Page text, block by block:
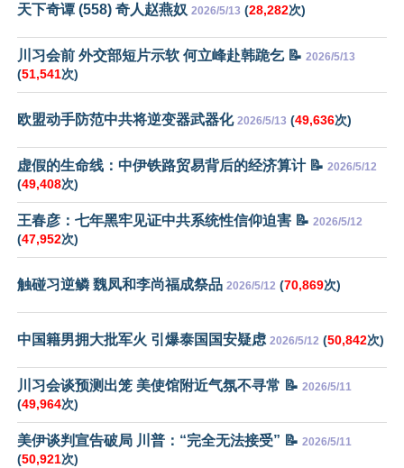
天下奇谭 (558) 奇人赵燕奴 2026/5/13 (28,282次)
川习会前 外交部短片示软 何立峰赴韩跪乞 📝 2026/5/13
(51,541次)
欧盟动手防范中共将逆变器武器化 2026/5/13 (49,636次)
虚假的生命线：中伊铁路贸易背后的经济算计 📝 2026/5/12
(49,408次)
王春彦：七年黑牢见证中共系统性信仰迫害 📝 2026/5/12
(47,952次)
触碰习逆鳞 魏凤和李尚福成祭品 2026/5/12 (70,869次)
中国籍男拥大批军火 引爆泰国国安疑虑 2026/5/12 (50,842次)
川习会谈预测出笼 美使馆附近气氛不寻常 📝 2026/5/11
(49,964次)
美伊谈判宣告破局 川普：“完全无法接受” 📝 2026/5/11
(50,921次)